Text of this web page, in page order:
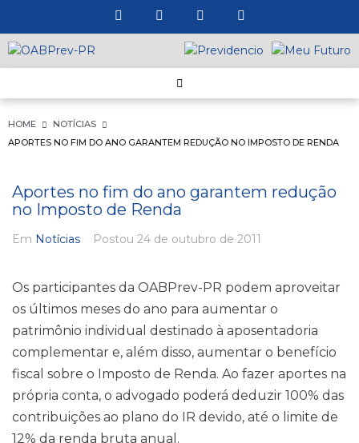
HOME
NOTÍCIAS
APORTES NO FIM DO ANO GARANTEM REDUÇÃO NO IMPOSTO DE RENDA
Aportes no fim do ano garantem redução
no Imposto de Renda
Em Notícias Postou 24 de outubro de 2011
Os participantes da OABPrev-PR podem aproveitar
os últimos meses do ano para aumentar o
patrimônio individual destinado à aposentadoria
complementar e, além disso, aumentar o benefício
fiscal sobre o Imposto de Renda. Ao fazer aportes na
própria conta, o advogado poderá deduzir 100% das
contribuições ao plano do IR devido, até o limite de
12% da renda bruta anual.